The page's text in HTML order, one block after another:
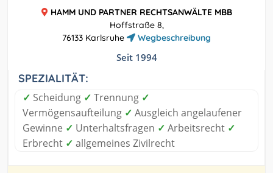
HAMM UND PARTNER RECHTSANWÄLTE MBB
Hoffstraße 8,
76133 Karlsruhe
Wegbeschreibung
Seit 1994
SPEZIALITÄT:
✓ Scheidung ✓ Trennung ✓
Vermögensaufteilung ✓ Ausgleich angelaufener
Gewinne ✓ Unterhaltsfragen ✓ Arbeitsrecht ✓
Erbrecht ✓ allgemeines Zivilrecht